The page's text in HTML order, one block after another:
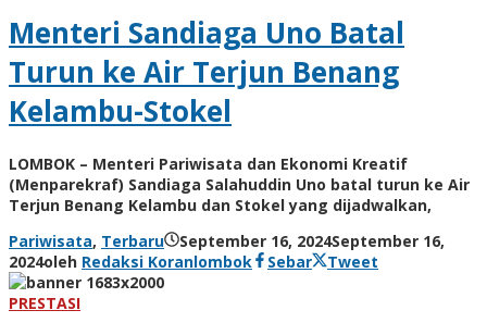
Menteri Sandiaga Uno Batal
Turun ke Air Terjun Benang
Kelambu-Stokel
LOMBOK – Menteri Pariwisata dan Ekonomi Kreatif
(Menparekraf) Sandiaga Salahuddin Uno batal turun ke Air
Terjun Benang Kelambu dan Stokel yang dijadwalkan,
Pariwisata, Terbaru September 16, 2024September 16,
2024oleh Redaksi Koranlombok Sebar
Tweet
PRESTASI